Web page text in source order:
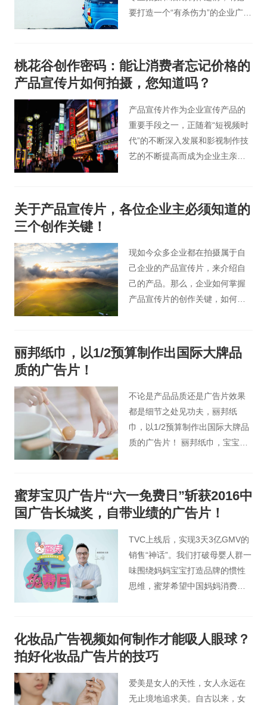
要打造一个“有杀伤力”的企业广告
础，没有这个基础，其他的创作
都将是徒劳的。
桃花谷创作密码：能让消费者忘记价格的
产品宣传片如何拍摄，您知道吗？
产品宣传片作为企业宣传产品的
重要手段之一，正随着“短视频时
代”的不断深入发展和影视制作技
艺的不断提高而成为企业主亲睐
生“情感共鸣”，更能在宣传产品的
同时，引起广泛的关注，获得更
拍摄达到好的效果？下面这些点
必不可少。
关于产品宣传片，各位企业主必须知道的
三个创作关键！
现如今众多企业都在拍摄属于自
己企业的产品宣传片，来介绍自
己的产品。那么，企业如何掌握
产品宣传片的创作关键，如何使
丽邦纸巾，以1/2预算制作出国际大牌品
质的广告片！
不论是产品品质还是广告片效果
都是细节之处见功夫，丽邦纸
巾，以1/2预算制作出国际大牌品
质的广告片！ 丽邦纸巾，宝宝爱
蜜芽宝贝广告片“六一免费日”斩获2016中
国广告长城奖，自带业绩的广告片！
TVC上线后，实现3天3亿GMV的
销售“神话”。我们打破母婴人群一
味围绕妈妈宝宝打造品牌的惯性
思维，蜜芽希望中国妈妈消费零
大赢家。
化妆品广告视频如何制作才能吸人眼球？
拍好化妆品广告片的技巧
爱美是女人的天性，女人永远在
无止境地追求美。自古以来，女